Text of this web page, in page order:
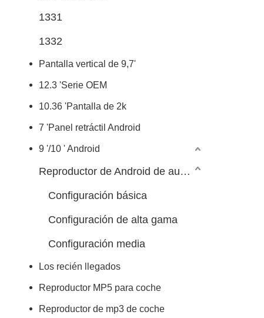
1331
1332
Pantalla vertical de 9,7'
12.3 'Serie OEM
10.36 'Pantalla de 2k
7 'Panel retráctil Android
9 '/10 ' Android
Reproductor de Android de automóvil 7/9/10 pulgadas
Configuración básica
Configuración de alta gama
Configuración media
Los recién llegados
Reproductor MP5 para coche
Reproductor de mp3 de coche